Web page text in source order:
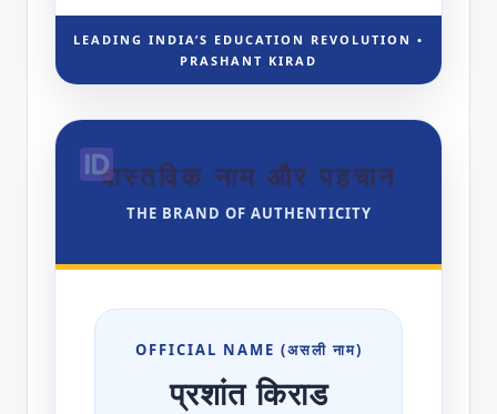
LEADING INDIA’S EDUCATION REVOLUTION •
PRASHANT KIRAD
वास्तविक नाम और पहचान
THE BRAND OF AUTHENTICITY
OFFICIAL NAME (असली नाम)
प्रशांत किराड